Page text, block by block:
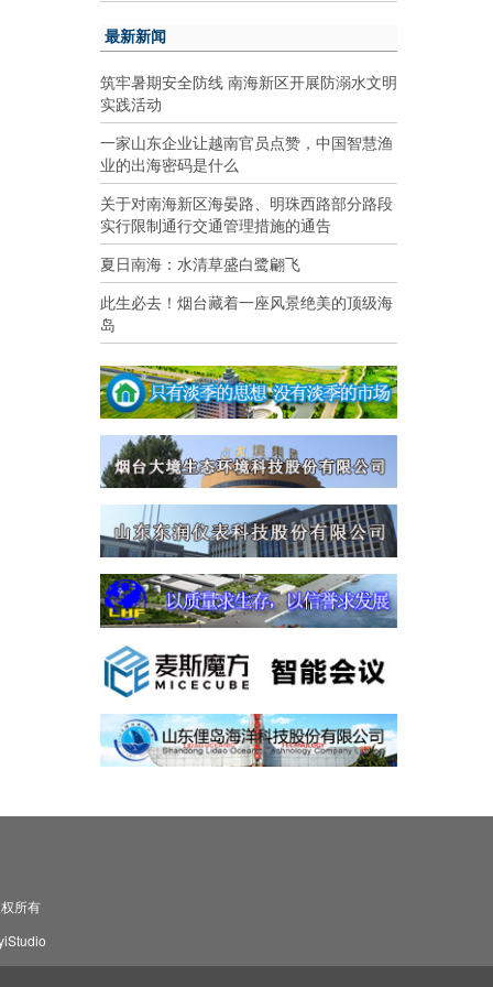
最新新闻
筑牢暑期安全防线 南海新区开展防溺水文明
实践活动
一家山东企业让越南官员点赞，中国智慧渔
业的出海密码是什么
关于对南海新区海晏路、明珠西路部分路段
实行限制通行交通管理措施的通告
夏日南海：水清草盛白鹭翩飞
此生必去！烟台藏着一座风景绝美的顶级海
岛
所有